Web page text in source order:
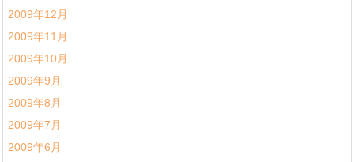
2009年12月
2009年11月
2009年10月
2009年9月
2009年8月
2009年7月
2009年6月